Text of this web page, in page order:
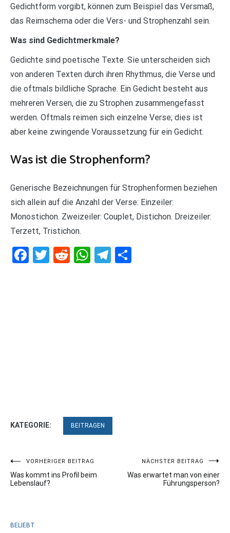
Gedichtform vorgibt, können zum Beispiel das Versmaß,
das Reimschema oder die Vers- und Strophenzahl sein.
Was sind Gedichtmerkmale?
Gedichte sind poetische Texte. Sie unterscheiden sich
von anderen Texten durch ihren Rhythmus, die Verse und
die oftmals bildliche Sprache. Ein Gedicht besteht aus
mehreren Versen, die zu Strophen zusammengefasst
werden. Oftmals reimen sich einzelne Verse; dies ist
aber keine zwingende Voraussetzung für ein Gedicht.
Was ist die Strophenform?
Generische Bezeichnungen für Strophenformen beziehen
sich allein auf die Anzahl der Verse: Einzeiler:
Monostichon. Zweizeiler: Couplet, Distichon. Dreizeiler:
Terzett, Tristichon.
Facebook
Twitter
RedditWhatsApp
Telegram
KATEGORIE: BEITRAGEN
Beitragsnavigation
VORHERIGER BEITRAG
Was kommt ins Profil beim
Lebenslauf?
NÄCHSTER BEITRAG
Was erwartet man von einer
Führungsperson?
BELIEBT